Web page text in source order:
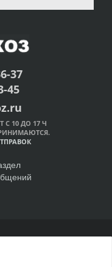
37
45
10 ДО 17 Ч
2011-2026